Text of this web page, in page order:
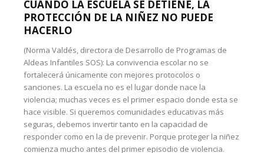
CUANDO LA ESCUELA SE DETIENE, LA
PROTECCIÓN DE LA NIÑEZ NO PUEDE
HACERLO
(Norma Valdés, directora de Desarrollo de Programas de
Aldeas Infantiles SOS): La convivencia escolar no se
fortalecerá únicamente con mejores protocolos o
sanciones. La escuela no es el lugar donde nace la
violencia; muchas veces es el primer espacio donde esta se
hace visible. Si queremos comunidades educativas más
seguras, debemos invertir tanto en la capacidad de
responder como en la de prevenir. Porque proteger la niñez
comienza mucho antes del primer episodio de violencia.